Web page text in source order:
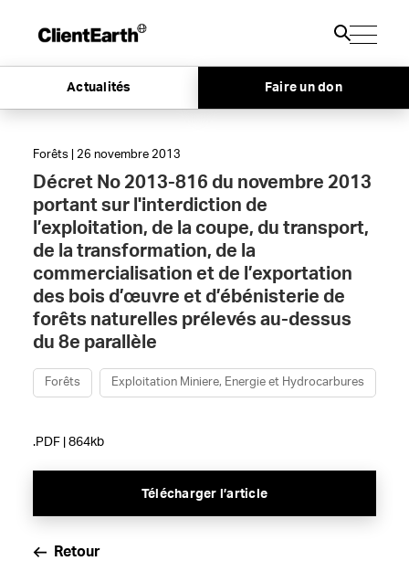
Actualités Faire un don
Forêts | 26 novembre 2013
Décret No 2013-816 du novembre 2013
portant sur l'interdiction de
l’exploitation, de la coupe, du transport,
de la transformation, de la
commercialisation et de l’exportation
des bois d’œuvre et d’ébénisterie de
forêts naturelles prélevés au-dessus
du 8e parallèle
Forêts Exploitation Miniere, Energie et Hydrocarbures
.PDF | 864kb
Télécharger l’article
Retour